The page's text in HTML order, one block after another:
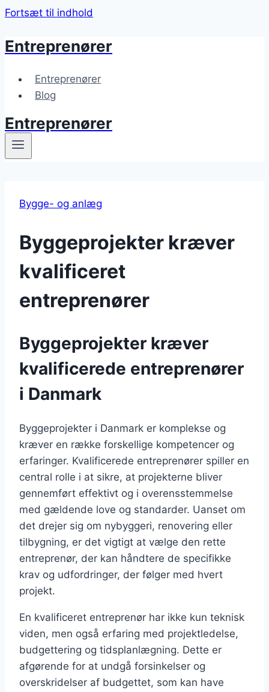
Fortsæt til indhold
Entreprenører
Entreprenører
Blog
Entreprenører
Bygge- og anlæg
Byggeprojekter kræver
kvalificeret
entreprenører
Byggeprojekter kræver
kvalificerede entreprenører
i Danmark
Byggeprojekter i Danmark er komplekse og
kræver en række forskellige kompetencer og
erfaringer. Kvalificerede entreprenører spiller en
central rolle i at sikre, at projekterne bliver
gennemført effektivt og i overensstemmelse
med gældende love og standarder. Uanset om
det drejer sig om nybyggeri, renovering eller
tilbygning, er det vigtigt at vælge den rette
entreprenør, der kan håndtere de specifikke
krav og udfordringer, der følger med hvert
projekt.
En kvalificeret entreprenør har ikke kun teknisk
viden, men også erfaring med projektledelse,
budgettering og tidsplanlægning. Dette er
afgørende for at undgå forsinkelser og
overskridelser af budgettet, som kan have